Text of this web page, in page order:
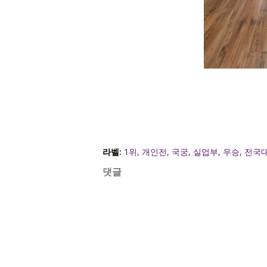
라벨: 1위 개인전 국궁 실업부 우승 전국
댓글